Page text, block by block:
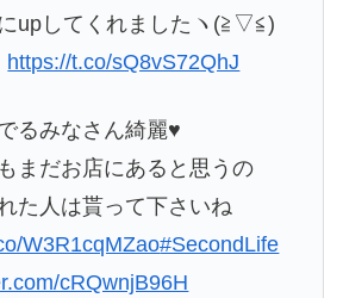
upしてくれましたヽ(≧▽≦)
https://t.co/sQ8vS72QhJ
るみなさん綺麗♥
まだお店にあると思うの
た人は貰って下さいね
W3R1cqMZao#SecondLife
cRQwnjB96H